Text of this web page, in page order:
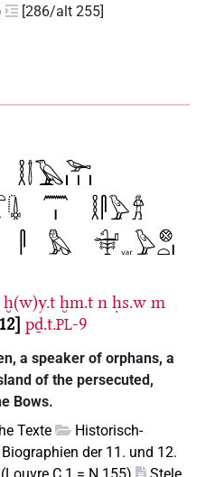
[286/alt 255]
ḫ(w)y.t ḫm.t n ḥs.w m
pḏ.t.PL-9
a speaker of orphans, a
of the persecuted,
Bows.
Texte
Historisch-
Biographien der 11. und 12.